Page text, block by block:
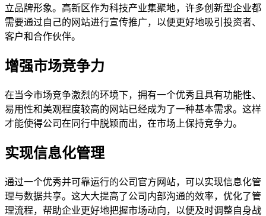
立品牌形象。高新区作为科技产业集聚地，许多创新型企业都
需要通过自己的网站进行宣传推广，以便更好地吸引投资者、
客户和合作伙伴。
增强市场竞争力
在当今市场竞争激烈的环境下，拥有一个优秀且具有功能性、
易用性和美观程度较高的网站已经成为了一种基本需求。这样
才能使得公司在同行中脱颖而出，在市场上保持竞争力。
实现信息化管理
通过一个优秀并可靠运行的公司官方网站，可以实现信息化管
理与数据共享。这大大提高了公司内部沟通的效率，优化了管
理流程，帮助企业更好地把握市场动向，以便及时调整自身战